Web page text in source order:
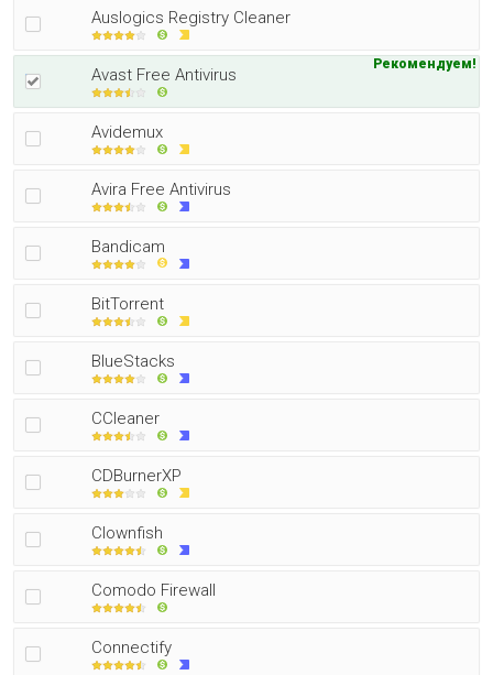
Auslogics Registry Cleaner
Avast Free Antivirus
Рекомендуем!
Avidemux
Avira Free Antivirus
Bandicam
BitTorrent
BlueStacks
CCleaner
CDBurnerXP
Clownfish
Comodo Firewall
Connectify